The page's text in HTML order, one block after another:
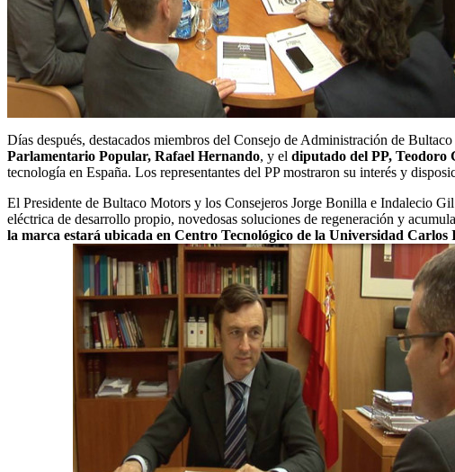
Días después, destacados miembros del Consejo de Administración de
Parlamentario Popular, Rafael Hernando, y el diputado del PP, Teodoro
tecnología en España. Los representantes del PP mostraron su interés y
El Presidente de Bultaco Motors y los Consejeros Jorge Bonilla e Indalecio Gil
eléctrica de desarrollo propio, novedosas soluciones de regeneración y
la marca estará ubicada en Centro Tecnológico de la Universidad